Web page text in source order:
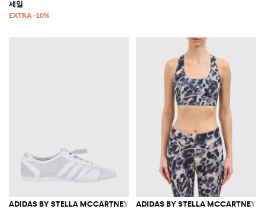
ADIDAS BY STELLA MCCARTNEY ADIDAS BY STELLA MCCARTNEY